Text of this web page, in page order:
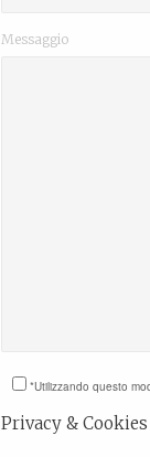
Messaggio
*Utilizzando questo
Privacy &